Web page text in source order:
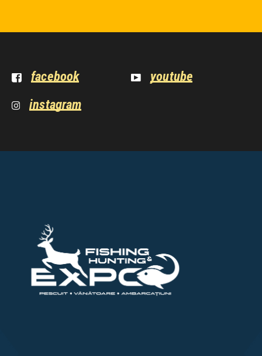
facebook
youtube
instagram